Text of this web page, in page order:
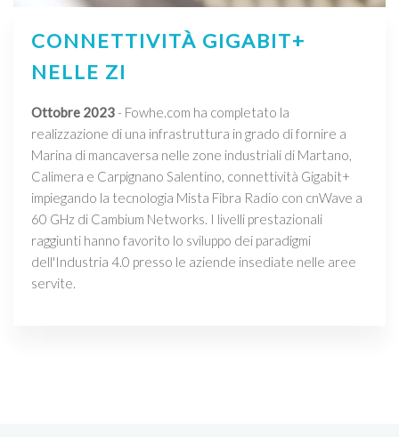
CONNETTIVITÀ GIGABIT+
NELLE ZI
Ottobre 2023- Fowhe.com ha completato la
realizzazione di una infrastruttura in grado di fornire a
Marina di mancaversa nelle zone industriali di Martano,
Calimera e Carpignano Salentino, connettività Gigabit+
impiegando la tecnologia Mista Fibra Radio con cnWave a
60 GHz di Cambium Networks. I livelli prestazionali
raggiunti hanno favorito lo sviluppo dei paradigmi
dell'Industria 4.0 presso le aziende insediate nelle aree
servite.